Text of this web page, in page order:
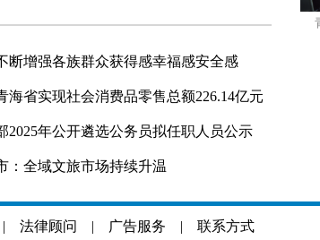
断增强各族群众获得感幸福感安全感
海省实现社会消费品零售总额226.14亿元
2025年公开遴选公务员拟任职人员公示
：全域文旅市场持续升温
法律顾问 | 广告服务 | 联系方式